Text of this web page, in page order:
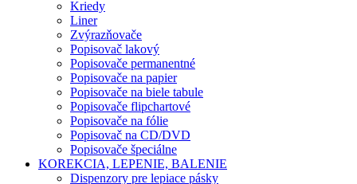
Kriedy
Liner
Zvýrazňovače
Popisovač lakový
Popisovače permanentné
Popisovače na papier
Popisovače na biele tabule
Popisovače flipchartové
Popisovače na fólie
Popisovač na CD/DVD
Popisovače špeciálne
KOREKCIA, LEPENIE, BALENIE
Dispenzory pre lepiace pásky